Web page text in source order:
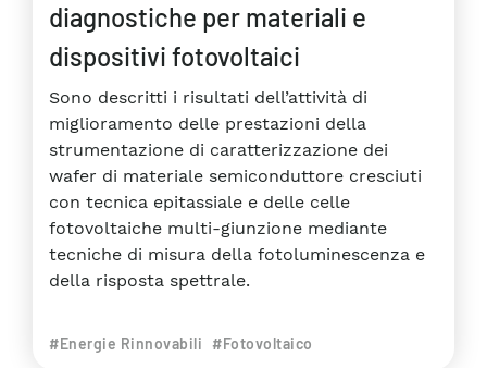
diagnostiche per materiali e
dispositivi fotovoltaici
Sono descritti i risultati dell’attività di
miglioramento delle prestazioni della
strumentazione di caratterizzazione dei
wafer di materiale semiconduttore cresciuti
con tecnica epitassiale e delle celle
fotovoltaiche multi-giunzione mediante
tecniche di misura della fotoluminescenza e
della risposta spettrale.
#Energie Rinnovabili #Fotovoltaico